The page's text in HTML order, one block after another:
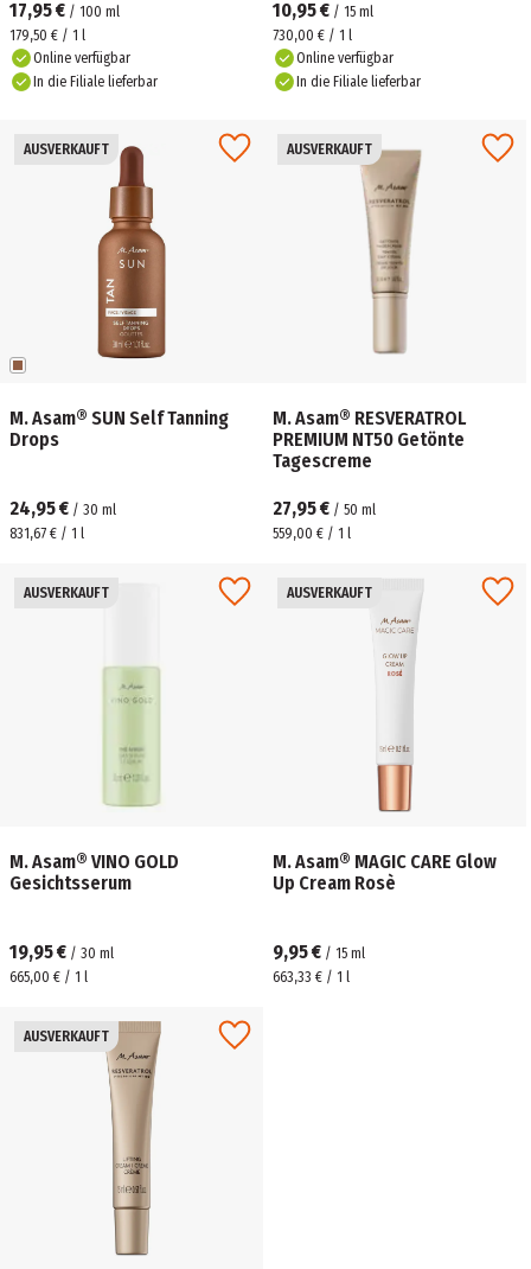
17,95 € / 100 ml
179,50 € / 1 l
Online verfügbar
In die Filiale lieferbar
10,95 € / 15 ml
730,00 € / 1 l
Online verfügbar
In die Filiale lieferbar
AUSVERKAUFT
M. Asam® SUN Self Tanning
Drops
24,95 € / 30 ml
831,67 € / 1 l
AUSVERKAUFT
M. Asam® RESVERATROL
PREMIUM NT50 Getönte
Tagescreme
27,95 € / 50 ml
559,00 € / 1 l
AUSVERKAUFT
M. Asam® VINO GOLD
Gesichtsserum
19,95 € / 30 ml
665,00 € / 1 l
AUSVERKAUFT
M. Asam® MAGIC CARE Glow
Up Cream Rosè
9,95 € / 15 ml
663,33 € / 1 l
AUSVERKAUFT